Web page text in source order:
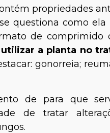
propriedades
questiona como ela
de comprimido
a planta no
gonorreia;
de para que
de tratar